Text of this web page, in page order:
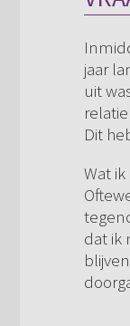
jaar
uit
Dit
Wat
dat ik